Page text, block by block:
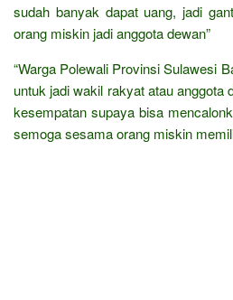
sudah banyak dapat uang, jadi
orang miskin jadi anggota dewan”
“Warga Polewali Provinsi Sulawesi
untuk jadi wakil rakyat atau anggota
kesempatan supaya bisa
semoga sesama orang miskin